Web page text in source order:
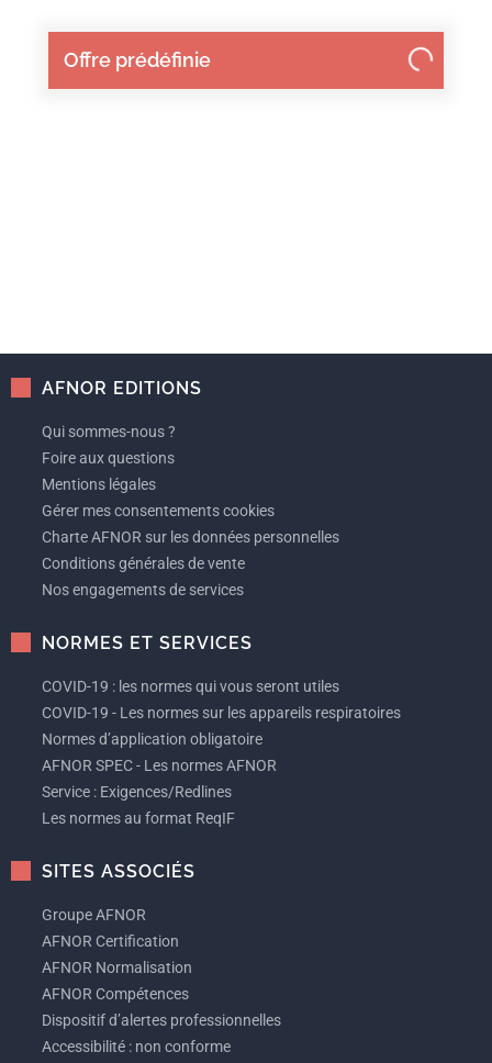
Offre prédéfinie
AFNOR EDITIONS
Qui sommes-nous ?
Foire aux questions
Mentions légales
Gérer mes consentements cookies
Charte AFNOR sur les données personnelles
Conditions générales de vente
Nos engagements de services
NORMES ET SERVICES
COVID-19 : les normes qui vous seront utiles
COVID-19 - Les normes sur les appareils respiratoires
Normes d’application obligatoire
AFNOR SPEC - Les normes AFNOR
Service : Exigences/Redlines
Les normes au format ReqIF
SITES ASSOCIÉS
Groupe AFNOR
AFNOR Certification
AFNOR Normalisation
AFNOR Compétences
Dispositif d’alertes professionnelles
Accessibilité : non conforme